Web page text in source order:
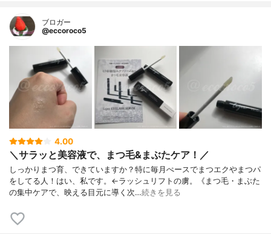
ブロガー
@eccoroco5
4.00
＼サラッと美容液で、まつ毛&まぶたケア！／
しっかりまつ育、できていますか？特に毎月ぺースでまつエクやまつパ
をしてる人！はい、私です。←ラッシュリフトの虜。《まつ毛・まぶた
の集中ケアで、映える目元に導く次…続きを見る